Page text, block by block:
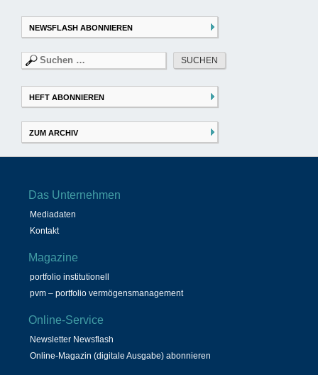
NEWSFLASH ABONNIEREN
Suchen
nach:
HEFT ABONNIEREN
ZUM ARCHIV
Das Unternehmen
Mediadaten
Kontakt
Magazine
portfolio institutionell
pvm – portfolio vermögensmanagement
Online-Service
Newsletter Newsflash
Online-Magazin (digitale Ausgabe) abonnieren